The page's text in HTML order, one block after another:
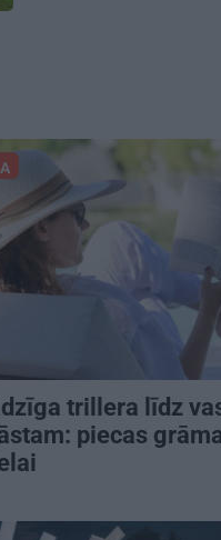
trillera līdz
piecas